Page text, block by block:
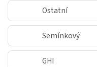
Ostatní
Semínkový
GHI